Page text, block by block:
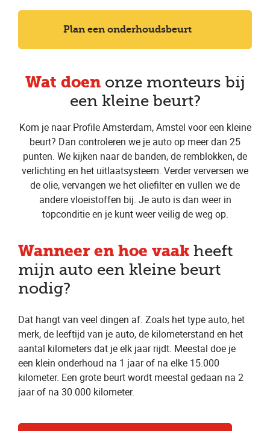
Plan een onderhoudsbeurt
Wat doen onze monteurs bij
een kleine beurt?
Kom je naar Profile Amsterdam, Amstel voor een kleine
beurt? Dan controleren we je auto op meer dan 25
punten. We kijken naar de banden, de remblokken, de
verlichting en het uitlaatsysteem. Verder verversen we
de olie, vervangen we het oliefilter en vullen we de
andere vloeistoffen bij. Je auto is dan weer in
topconditie en je kunt weer veilig de weg op.
Wanneer en hoe vaak heeft
mijn auto een kleine beurt
nodig?
Dat hangt van veel dingen af. Zoals het type auto, het
merk, de leeftijd van je auto, de kilometerstand en het
aantal kilometers dat je elk jaar rijdt. Meestal doe je
een klein onderhoud na 1 jaar of na elke 15.000
kilometer. Een grote beurt wordt meestal gedaan na 2
jaar of na 30.000 kilometer.